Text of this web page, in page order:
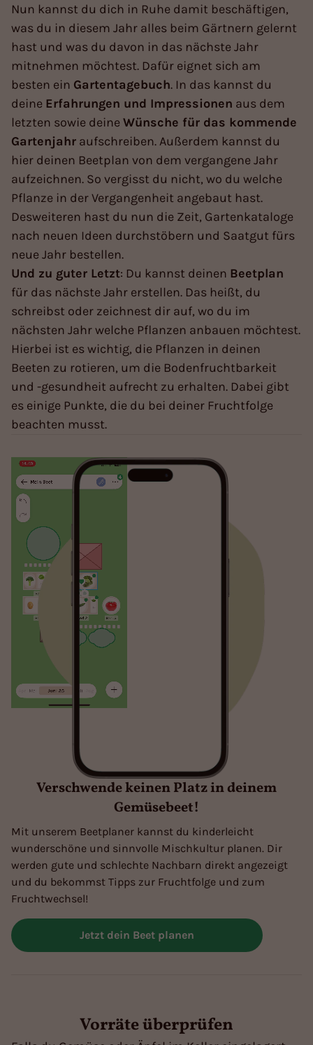
Nun kannst du dich in Ruhe damit beschäftigen,
was du in diesem Jahr alles beim Gärtnern gelernt
hast und was du davon in das nächste Jahr
mitnehmen möchtest. Dafür eignet sich am
besten ein Gartentagebuch. In das kannst du
deine Erfahrungen und Impressionen aus dem
letzten sowie deine Wünsche für das kommende
Gartenjahr aufschreiben. Außerdem kannst du
hier deinen Beetplan von dem vergangene Jahr
aufzeichnen. So vergisst du nicht, wo du welche
Pflanze in der Vergangenheit angebaut hast.
Desweiteren hast du nun die Zeit, Gartenkataloge
nach neuen Ideen durchstöbern und Saatgut fürs
neue Jahr bestellen.
Und zu guter Letzt: Du kannst deinen Beetplan
für das nächste Jahr erstellen. Das heißt, du
schreibst oder zeichnest dir auf, wo du im
nächsten Jahr welche Pflanzen anbauen möchtest.
Hierbei ist es wichtig, die Pflanzen in deinen
Beeten zu rotieren, um die Bodenfruchtbarkeit
und -gesundheit aufrecht zu erhalten. Dabei gibt
es einige Punkte, die du bei deiner Fruchtfolge
beachten musst.
Verschwende keinen Platz in deinem
Gemüsebeet!
Mit unserem Beetplaner kannst du kinderleicht
wunderschöne und sinnvolle Mischkultur planen. Dir
werden gute und schlechte Nachbarn direkt angezeigt
und du bekommst Tipps zur Fruchtfolge und zum
Fruchtwechsel!
Jetzt dein Beet planen
Vorräte überprüfen